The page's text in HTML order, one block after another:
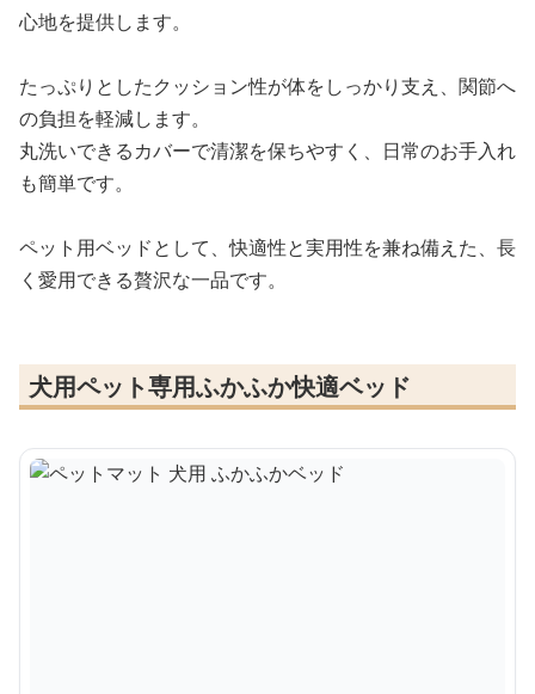
心地を提供します。
たっぷりとしたクッション性が体をしっかり支え、関節へ
の負担を軽減します。
丸洗いできるカバーで清潔を保ちやすく、日常のお手入れ
も簡単です。
ペット用ベッドとして、快適性と実用性を兼ね備えた、長
く愛用できる贅沢な一品です。
犬用ペット専用ふかふか快適ベッド